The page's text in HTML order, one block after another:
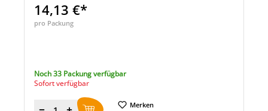
14,13 €*
pro Packung
Noch 33 Packung verfügbar
Sofort verfügbar
Merken